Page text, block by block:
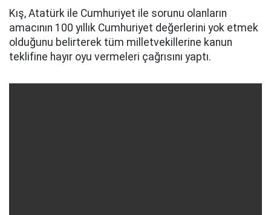
Kış, Atatürk ile Cumhuriyet ile sorunu olanların
amacının 100 yıllık Cumhuriyet değerlerini yok etmek
olduğunu belirterek tüm milletvekillerine kanun
teklifine hayır oyu vermeleri çağrısını yaptı.